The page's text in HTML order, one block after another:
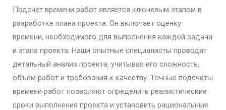
Подсчет времени работ является ключевым этапом в
разработке плана проекта. Он включает оценку
времени, необходимого для выполнения каждой задачи
и этапа проекта. Наши опытные специалисты проводят
детальный анализ проекта, учитывая его сложность,
объем работ и требования к качеству. Точные подсчеты
времени работ позволяют определить реалистические
сроки выполнения проекта и установить рациональные